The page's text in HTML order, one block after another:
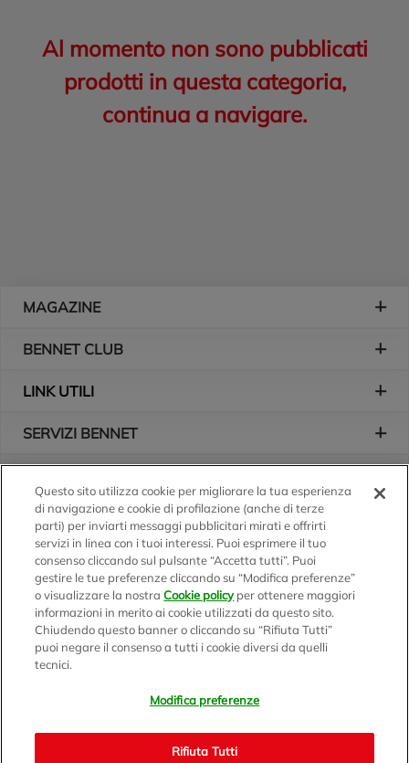
Al momento non sono pubblicati
prodotti in questa categoria,
continua a navigare.
MAGAZINE
BENNET CLUB
LINK UTILI
SERVIZI BENNET
Logo Bennet
Seguici sui nostri canali
Scarica l'app
Sede Amministrativa e Commerciale: Via Enzo Ratti, 2 - 22070
Questo sito utilizza cookie per migliorare la tua esperienza
di navigazione e cookie di profilazione (anche di terze
parti) per inviarti messaggi pubblicitari mirati e offrirti
servizi in linea con i tuoi interessi. Puoi esprimere il tuo
consenso cliccando sul pulsante “Accetta tutti”. Puoi
gestire le tue preferenze cliccando su “Modifica preferenze”
o visualizzare la nostraCookie policyper ottenere maggiori
informazioni in merito ai cookie utilizzati da questo sito.
Chiudendo questo banner o cliccando su “Rifiuta Tutti”
puoi negare il consenso a tutti i cookie diversi da quelli
tecnici.
Modifica preferenze
Rifiuta Tutti